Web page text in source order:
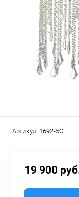
Артикул: 1692-5C
19 900